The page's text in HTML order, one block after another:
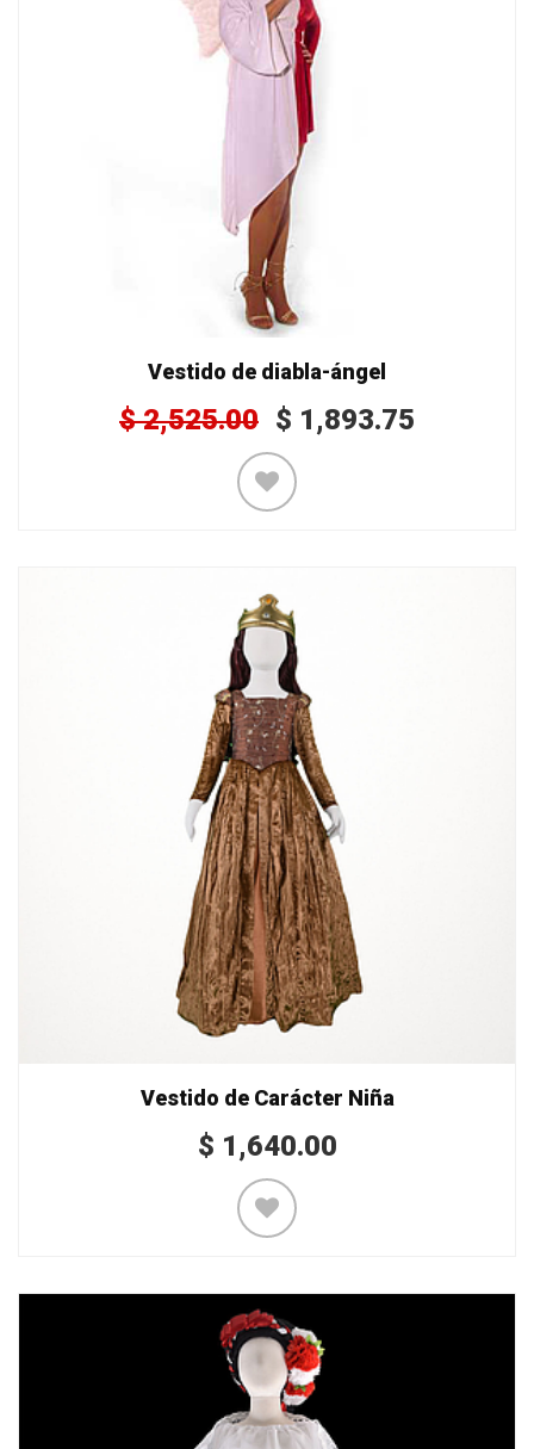
Vestido de diabla-ángel
$2,525.00 $ 1,893.75
Vestido de Carácter Niña
$ 1,640.00